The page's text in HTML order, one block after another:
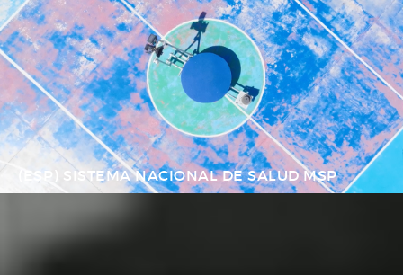
(ESP) SISTEMA NACIONAL DE SALUD MSP